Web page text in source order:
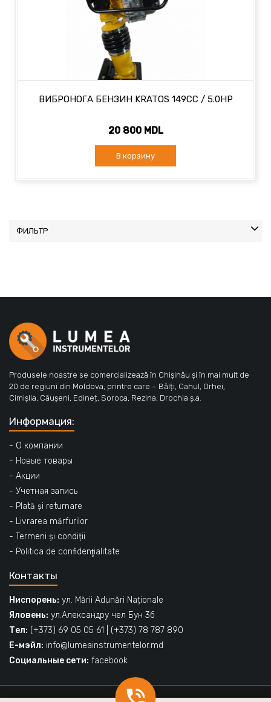
ВИБРОНОГА БЕНЗИН KRATOS 149CC / 5.0HP
20 800 MDL
В корзину
ФИЛЬТР
Produsele noastre se comercializează în Chișinău și în mai mult de
20 de regiuni din Moldova, printre care – Bălți, Cahul, Orhei,
Cimișlia, Căușeni, Edineț, Soroca, Rezina, Drochia ș.a.
Информация:
- О компании
- Новые товары
- Акции
- Учетная запись
- Plată și returnare
- Livrarea mărfurilor
- Termeni și condiții
- Politica de confidenţialitate
Контакты
Ниспорень: ул. Mării Adunări Naționale
Яловень: ул.Александру чел Бун 3б
Тел: (+373) 69 05 05 61
(+373) 78 787 890
Е-мэйл: info@lumeainstrumentelor.md
Социальные сети: facebook